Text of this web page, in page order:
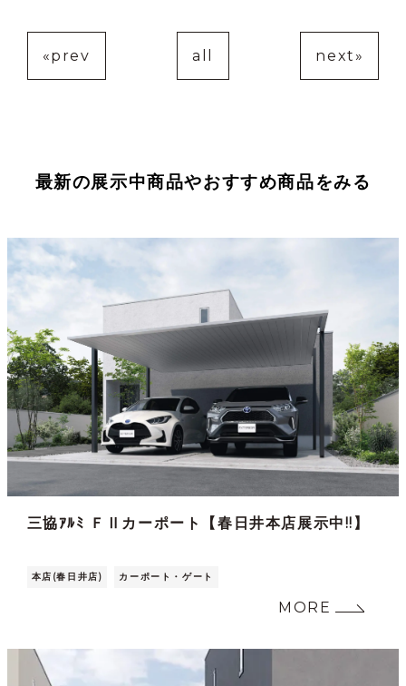
«prev all next»
最新の展示中商品やおすすめ商品をみる
三協ｱﾙﾐ ＦⅡカーポート【春日井本店展示中!!】
本店(春日井店) カーポート・ゲート
MORE